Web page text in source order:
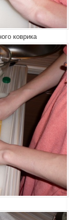
коврика